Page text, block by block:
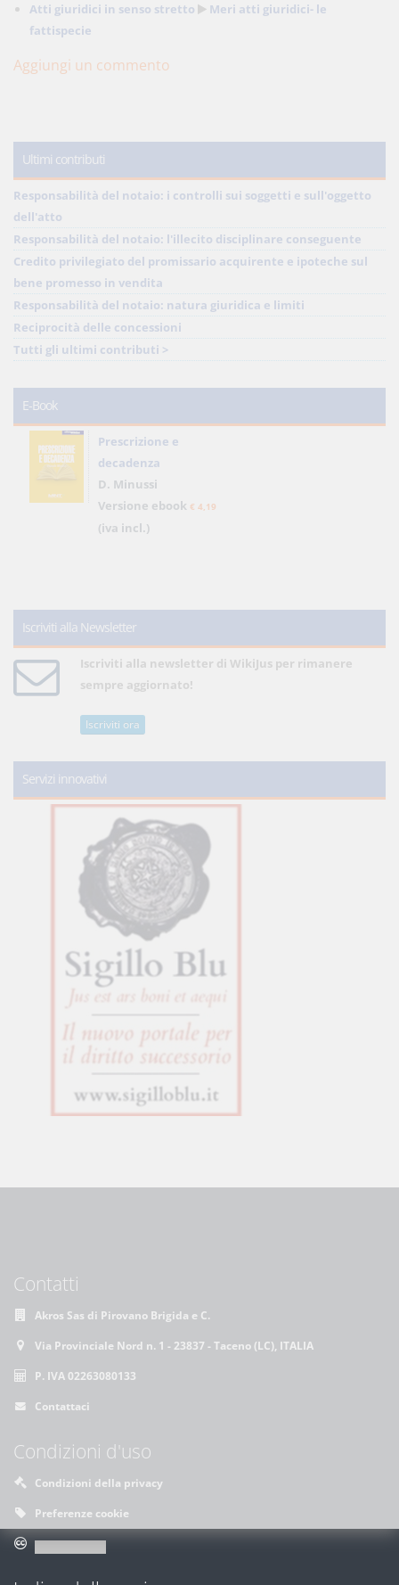
Atti giuridici in senso stretto
Meri atti giuridici- le
fattispecie
Aggiungi un commento
Ultimi contributi
Responsabilità del notaio: i controlli sui soggetti e sull'oggetto
dell'atto
Responsabilità del notaio: l'illecito disciplinare conseguente
Credito privilegiato del promissario acquirente e ipoteche sul
bene promesso in vendita
Responsabilità del notaio: natura giuridica e limiti
Reciprocità delle concessioni
Tutti gli ultimi contributi >
E-Book
Prescrizione e
decadenza
D. Minussi
Versione ebook € 4,19
(iva incl.)
Iscriviti alla Newsletter
Iscriviti alla newsletter di WikiJus per rimanere
sempre aggiornato!
Iscriviti ora
Servizi innovativi
Contatti
Akros Sas di Pirovano Brigida e C.
Via Provinciale Nord n. 1 - 23837 - Taceno (LC), ITALIA
P. IVA 02263080133
Contattaci
Condizioni d'uso
Condizioni della privacy
Preferenze cookie